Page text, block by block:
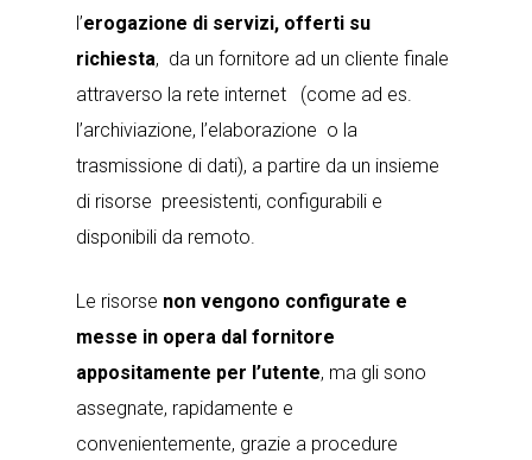
l’erogazione di servizi, offerti su
richiesta, da un fornitore ad un cliente finale
attraverso la rete internet (come ad es.
l’archiviazione, l’elaborazione o la
trasmissione di dati), a partire da un insieme
di risorse preesistenti, configurabili e
disponibili da remoto.
Le risorse non vengono configurate e
messe in opera dal fornitore
appositamente per l’utente, ma gli sono
assegnate, rapidamente e
convenientemente, grazie a procedure